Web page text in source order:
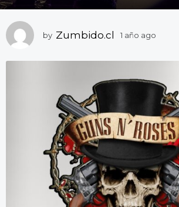
o
1
ñ
by Zumbido.cl 1 año ago
a
o